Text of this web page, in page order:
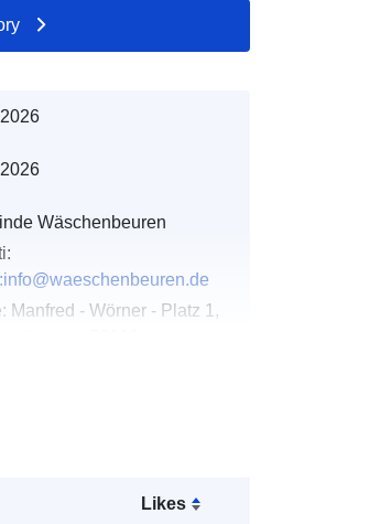
Likes
Wäschenbeuren
Manfred - Wörner - Platz 1,